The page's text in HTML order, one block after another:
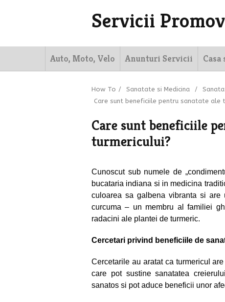
Servicii
Auto, Moto, Velo Anunturi Servicii
How To / Sanatate si Medicina /
Care sunt beneficiile pentru sanatate ale
Care sunt beneficiile
turmericului?
Cunoscut sub numele de
bucataria indiana si in medicina
culoarea sa galbena vibranta si
curcuma – un membru al familiei
radacini ale plantei de turmeric.
Cercetari privind beneficiile de
Cercetarile au aratat ca turmericul
care pot sustine sanatatea
sanatos si pot aduce beneficii unor